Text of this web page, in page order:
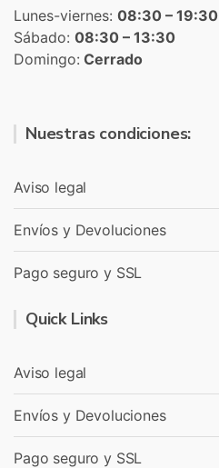
Lunes-viernes: 08:30 – 19:30
Sábado: 08:30 – 13:30
Domingo: Cerrado
Nuestras condiciones:
Aviso legal
Envíos y Devoluciones
Pago seguro y SSL
Quick Links
Aviso legal
Envíos y Devoluciones
Pago seguro y SSL